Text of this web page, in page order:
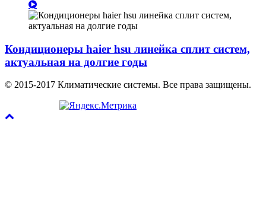
Кондиционеры haier hsu линейка сплит систем,
актуальная на долгие годы
© 2015-2017 Климатические системы. Все права защищены.